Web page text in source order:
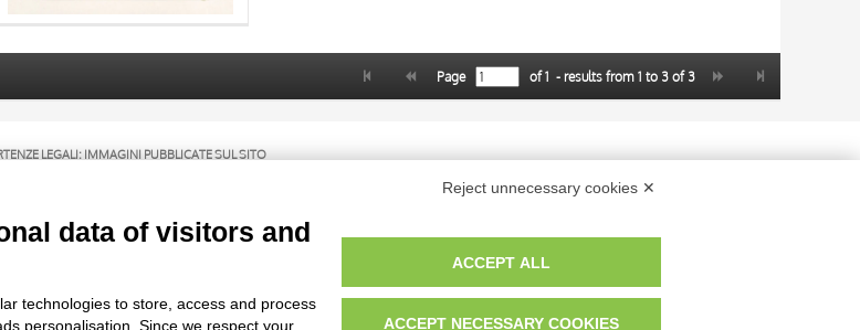
Page of1 - results from 1 to 3of 3
LEGALI: IMMAGINI PUBBLICATE SUL SITO
22 aprile 1941 n. 633. I diritti degli autori, degli artisti e dei fotografi che hanno realizzato le opere e le immagini, degli enti e
Reject unnecessary cookies ✕
data of visitors and
technologies to store, access and process
personalisation. Since we respect your
ACCEPT ALL
ACCEPT NECESSARY COOKIES